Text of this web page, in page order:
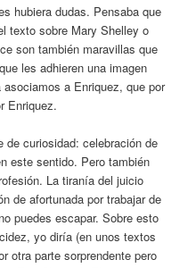
hubiera dudas. Pensaba que
texto sobre Mary Shelley o
son también maravillas que
les adhieren una imagen
a Enriquez, que por
Enriquez.
de curiosidad: celebración de
este sentido. Pero también
La tiranía del juicio
de afortunada por trabajar de
puedes escapar. Sobre esto
yo diría (en unos textos
otra parte sorprendente pero